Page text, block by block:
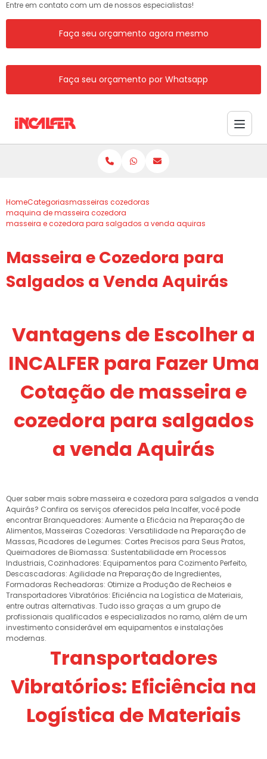
Entre em contato com um de nossos especialistas!
Faça seu orçamento agora mesmo
Faça seu orçamento por Whatsapp
HomeCategoriasmasseiras cozedoras
maquina de masseira cozedora
masseira e cozedora para salgados a venda aquiras
Masseira e Cozedora para
Salgados a Venda Aquirás
Vantagens de Escolher a
INCALFER para Fazer Uma
Cotação de masseira e
cozedora para salgados
a venda Aquirás
Quer saber mais sobre masseira e cozedora para salgados a venda
Aquirás? Confira os serviços oferecidos pela Incalfer, você pode
encontrar Branqueadores: Aumente a Eficácia na Preparação de
Alimentos, Masseiras Cozedoras: Versatilidade na Preparação de
Massas, Picadores de Legumes: Cortes Precisos para Seus Pratos,
Queimadores de Biomassa: Sustentabilidade em Processos
Industriais, Cozinhadores: Equipamentos para Cozimento Perfeito,
Descascadoras: Agilidade na Preparação de Ingredientes,
Formadoras Recheadoras: Otimize a Produção de Recheios e
Transportadores Vibratórios: Eficiência na Logística de Materiais,
entre outras alternativas. Tudo isso graças a um grupo de
profissionais qualificados e especializados no ramo, além de um
investimento considerável em equipamentos e instalações
modernas.
Transportadores
Vibratórios: Eficiência na
Logística de Materiais